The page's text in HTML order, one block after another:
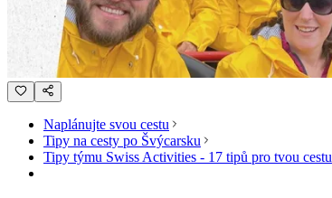
Naplánujte svou cestu
Tipy na cesty po Švýcarsku
Tipy týmu Swiss Activities - 17 tipů pro tvou cestu